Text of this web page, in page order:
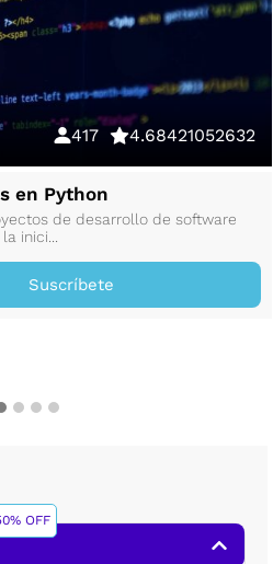
417 4.68421052632
en Python
de desarrollo de software
inici...
Suscríbete
OFF